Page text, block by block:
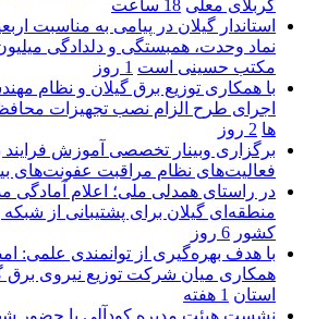
کربلای معلی 18 ساعت
استاندار گیلان در پیامی به مناسبت
نماد وحدت، همبستگی و دلدادگی
مکتب حسینی است 1 روز
با همکاری توزیع برق گیلان و نظام
اجرای طرح الزام نصب تجهیزات
ها 2 روز
برگزاری وبینار تخصصی آموزش فرایند
فعالیت‌های نظام مراقبت عفونت‌های
در راستای همدلی ملی؛ اعلام آمادگی
منطقه‌ای گیلان برای پشتیبانی از
كشور 6 روز
با هدف بهره‌گیری از توانمندی علمی:
همكاری میان شركت توزیع نیروی برق
استان 1 هفته
نشست هیئت مدیره کودآلی با حضور